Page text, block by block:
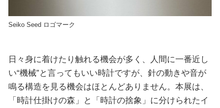
Seiko Seed ロゴマーク
日々身に着けたり触れる機会が多く、人間に一番近し
い“機械”と言ってもいい時計ですが、針の動きや音が
鳴る構造を見る機会はほとんどありません。本展は、
「時計仕掛けの森」と「時計の捨象」に分けられたイ